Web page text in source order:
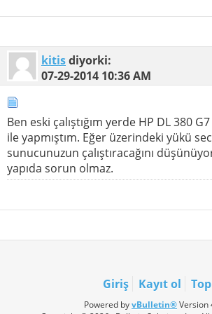
kitisdiyorki:
07-29-2014 10:36 AM
Ben eski çalıştığım yerde HP DL 380
ile yapmıştım. Eğer üzerindeki yükü
sunucunuzun çalıştıracağını
yapıda sorun olmaz.
Giriş Kayıt ol Top
Powered byvBulletin®Version